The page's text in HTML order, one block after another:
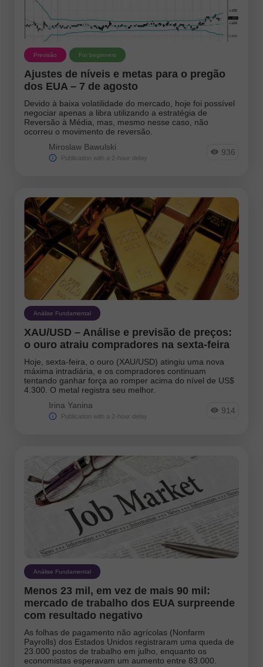
Previsão For beginners
Ajustes de níveis e metas para o pregão
dos EUA – 7 de agosto
Devido à baixa volatilidade do mercado, hoje foi possível
negociar apenas a libra utilizando a estratégia de
Reversão à Média, mas, mesmo nesse caso, não
ocorreu o movimento de reversão.
Miroslaw Bawulski
Publication with a 2-hour delay
936
Análise Fundamental
XAU/USD – Análise e previsão de preços:
o ouro atraiu compradores na sexta-feira
Hoje, sexta-feira, o ouro (XAU/USD) atingiu uma nova
máxima intradiária, e os compradores continuam
tentando ganhar força ao romper acima do nível de US$
4.300. O metal registra seu melhor.
Irina Yanina
Publication with a 2-hour delay
914
Análise Fundamental
Menos 23 mil, em vez de mais 90 mil:
mercado de trabalho dos EUA surpreende
com resultado negativo
As folhas de pagamento não agrícolas (Nonfarm
Payrolls) dos Estados Unidos registraram uma queda de
23.000 postos de trabalho em julho, enquanto os
economistas esperavam um aumento entre 83.000.